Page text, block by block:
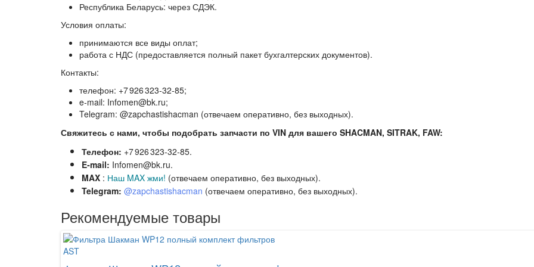
Республика Беларусь: через СДЭК.
Условия оплаты:
принимаются все виды оплат;
работа с НДС (предоставляется полный пакет бухгалтерских документов).
Контакты:
телефон: +7 926 323‑32‑85;
e‑mail: Infomen@bk.ru;
Telegram: @zapchastishacman (отвечаем оперативно, без выходных).
Свяжитесь с нами, чтобы подобрать запчасти по VIN для вашего SHACMAN, SITRAK, FAW:
Телефон: +7 926 323‑32‑85.
E‑mail: Infomen@bk.ru.
MAX : Наш MAX жми! (отвечаем оперативно, без выходных).
Telegram: @zapchastishacman (отвечаем оперативно, без выходных).
Рекомендуемые товары
AST